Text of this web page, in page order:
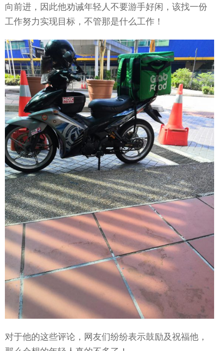
向前进，因此他劝诫年轻人不要游手好闲，该找一份
工作努力实现目标，不管那是什么工作！
对于他的这些评论，网友们纷纷表示鼓励及祝福他，